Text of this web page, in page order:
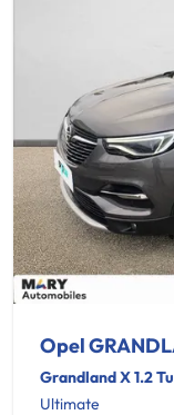
Opel
Grandland X 1.2
Ultimate